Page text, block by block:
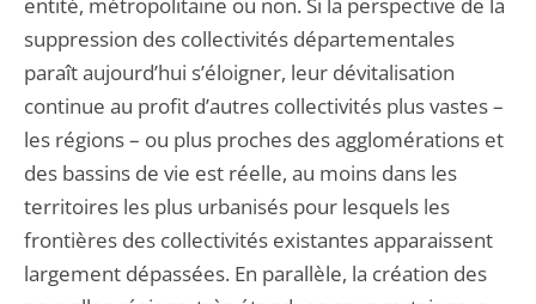
suppression des collectivités départementales
paraît aujourd’hui s’éloigner, leur dévitalisation
continue au profit d’autres collectivités plus vastes –
les régions – ou plus proches des agglomérations et
des bassins de vie est réelle, au moins dans les
territoires les plus urbanisés pour lesquels les
frontières des collectivités existantes apparaissent
largement dépassées. En parallèle, la création des